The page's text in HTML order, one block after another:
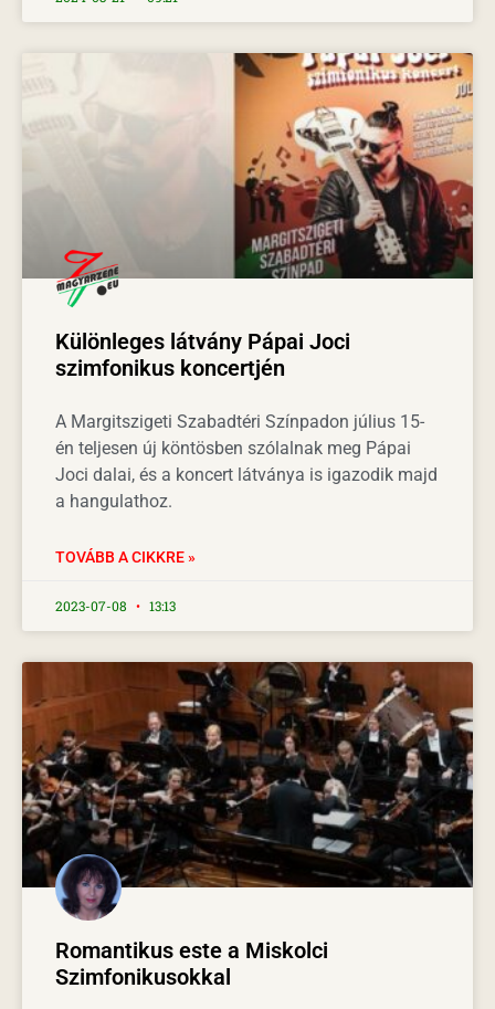
Különleges látvány Pápai Joci
szimfonikus koncertjén
A Margitszigeti Szabadtéri Színpadon július 15-
én teljesen új köntösben szólalnak meg Pápai
Joci dalai, és a koncert látványa is igazodik majd
a hangulathoz.
TOVÁBB A CIKKRE »
2023-07-08 13:13
Romantikus este a Miskolci
Szimfonikusokkal